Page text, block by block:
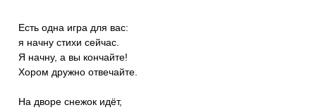
Есть одна игра для вас:
я начну стихи сейчас.
Я начну, а вы кончайте!
Хором дружно отвечайте.
На дворе снежок идёт,